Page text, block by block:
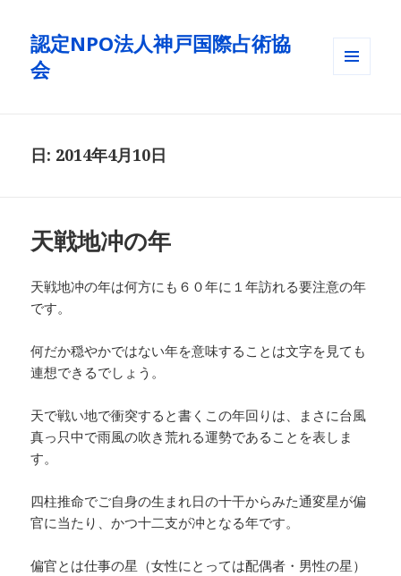
認定NPO法人神戸国際占術協
会
日: 2014年4月10日
天戦地冲の年
天戦地冲の年は何方にも６０年に１年訪れる要注意の年
です。
何だか穏やかではない年を意味することは文字を見ても
連想できるでしょう。
天で戦い地で衝突すると書くこの年回りは、まさに台風
真っ只中で雨風の吹き荒れる運勢であることを表しま
す。
四柱推命でご自身の生まれ日の十干からみた通変星が偏
官に当たり、かつ十二支が冲となる年です。
偏官とは仕事の星（女性にとっては配偶者・男性の星）